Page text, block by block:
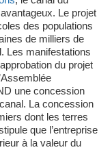
Le projet
des populations
de milliers de
Les manifestations
du projet
une concession
La concession
dont les terres
que l’entreprise
à la valeur du